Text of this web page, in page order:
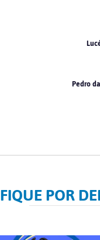
Pedro
FIQUE POR